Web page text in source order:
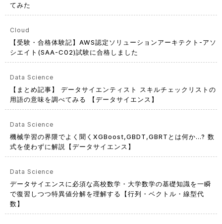
てみた
Cloud
【受験・合格体験記】AWS認定ソリューションアーキテクト-アソ
シエイト(SAA-C02)試験に合格しました
Data Science
【まとめ記事】 データサイエンティスト スキルチェックリストの
用語の意味を調べてみる 【データサイエンス】
Data Science
機械学習の界隈でよく聞くXGBoost,GBDT,GBRTとは何か...? 数
式を使わずに解説【データサイエンス】
Data Science
データサイエンスに必須な高校数学・大学数学の基礎知識を一瞬
で復習しつつ特異値分解を理解する【行列・ベクトル・線型代
数】